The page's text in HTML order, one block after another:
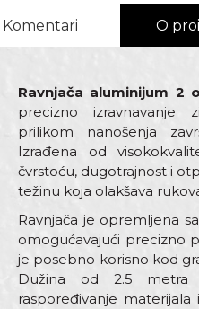
Komentari O
Ravnjača aluminijum 2
precizno izravnavanje
prilikom nanošenja
Izrađena od
čvrstoću, dugotrajnost i
težinu koja olakšava
Ravnjača je opremljena
omogućavajući precizno
je posebno korisno kod
Dužina od 2.5 metra
raspoređivanje